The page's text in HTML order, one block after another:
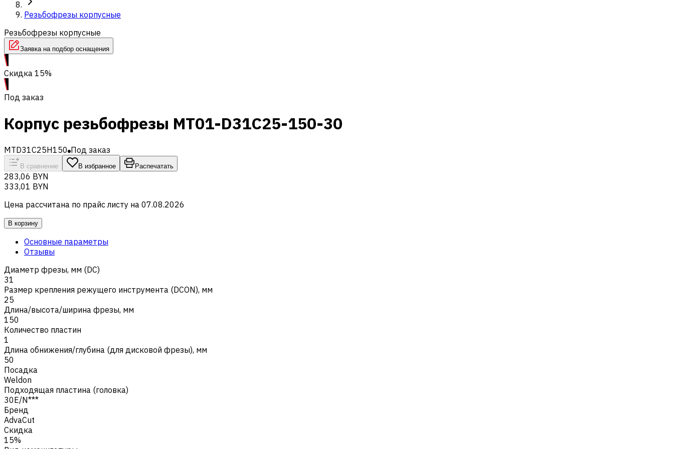
Резьбофрезы корпусные
Резьбофрезы корпусные
Заявка на подбор оснащения
Скидка 15%
Под заказ
Корпус резьбофрезы MT01-D31C25-150-30
MTD31C25H150 Под заказ
В сравнение В избранное Распечатать
283,06 BYN
333,01 BYN
Цена рассчитана по прайс листу на 07.08.2026
В корзину
Основные параметры
Отзывы
Диаметр фрезы, мм (DC)
31
Размер крепления режущего инструмента (DCON), мм
25
Длина/высота/ширина фрезы, мм
150
Количество пластин
1
Длина обнижения/глубина (для дисковой фрезы), мм
50
Посадка
Weldon
Подходящая пластина (головка)
30E/N***
Бренд
AdvaCut
Скидка
15%